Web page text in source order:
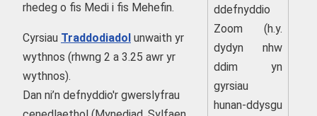
ddefnyddio
Zoom (h.y.
dydyn nhw
ddim yn
gyrsiau
hunan-ddysgu
rhedeg o fis Medi i fis Mehefin.
Cyrsiau Traddodiadol unwaith yr
wythnos (rhwng 2 a 3.25 awr yr
wythnos).
Dan ni’n defnyddio'r gwerslyfrau